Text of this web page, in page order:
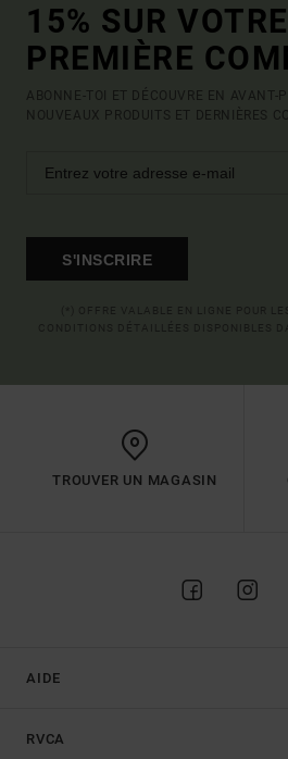
15% SUR VOTRE
PREMIÈRE
ABONNE-TOI ET DÉCOUVRE EN AVANT-
NOUVEAUX PRODUITS ET DERNIÈRES
S'INSCRIRE
TROUVER UN MAGASIN
AIDE
RVCA